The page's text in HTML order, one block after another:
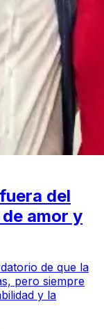
del
amor y
de que la
pero siempre
y la